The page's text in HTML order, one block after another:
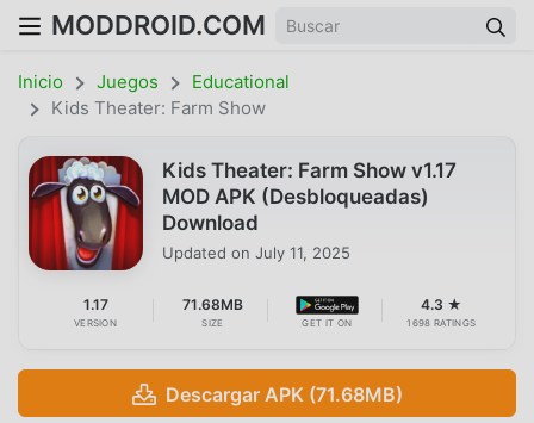
MODDROID.COM
Inicio Juegos
Educational
Kids Theater: Farm Show
Kids Theater: Farm Show v1.17
MOD APK (Desbloqueadas)
Download
Updated on July 11, 2025
1.17
VERSION
71.68MB
SIZE GET IT ON
4.3 ★
1698 RATINGS
Descargar APK (71.68MB)